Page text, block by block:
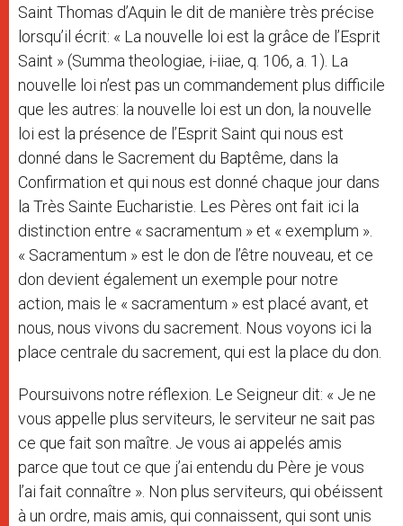
Saint Thomas d’Aquin le dit de manière très précise
lorsqu’il écrit: « La nouvelle loi est la grâce de l’Esprit
Saint » (Summa theologiae, i-iiae, q. 106, a. 1). La
nouvelle loi n’est pas un commandement plus difficile
que les autres: la nouvelle loi est un don, la nouvelle
loi est la présence de l’Esprit Saint qui nous est
donné dans le Sacrement du Baptême, dans la
Confirmation et qui nous est donné chaque jour dans
la Très Sainte Eucharistie. Les Pères ont fait ici la
distinction entre « sacramentum » et « exemplum ».
« Sacramentum » est le don de l’être nouveau, et ce
don devient également un exemple pour notre
action, mais le « sacramentum » est placé avant, et
nous, nous vivons du sacrement. Nous voyons ici la
place centrale du sacrement, qui est la place du don.
Poursuivons notre réflexion. Le Seigneur dit: « Je ne
vous appelle plus serviteurs, le serviteur ne sait pas
ce que fait son maître. Je vous ai appelés amis
parce que tout ce que j’ai entendu du Père je vous
l’ai fait connaître ». Non plus serviteurs, qui obéissent
à un ordre, mais amis, qui connaissent, qui sont unis